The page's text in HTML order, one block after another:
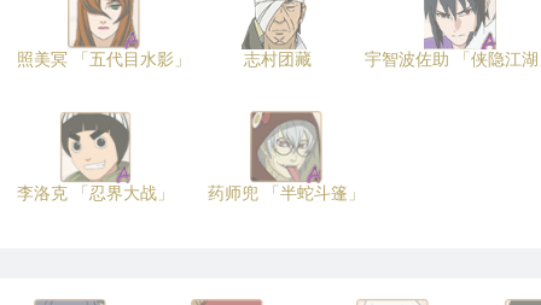
照美冥 「五代目水影」 志村团藏 宇智波佐助 「侠隐江
李洛克 「忍界大战」 药师兜 「半蛇斗篷」